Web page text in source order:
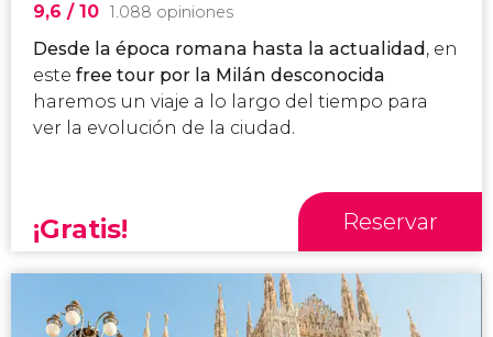
9,6 / 10 1.088 opiniones
Desde la época romana hasta la actualidad, en
este free tour por la Milán desconocida
haremos un viaje a lo largo del tiempo para
ver la evolución de la ciudad.
¡Gratis! Reservar